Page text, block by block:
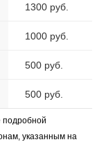
1300 руб.
1000 руб.
500 руб.
500 руб.
подробной
указанным на